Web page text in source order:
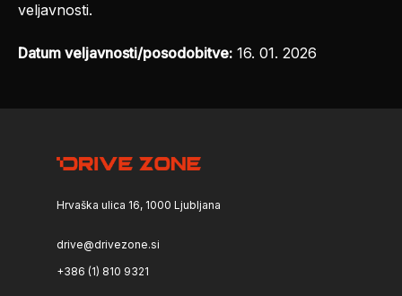
veljavnosti.
Datum veljavnosti/posodobitve: 16. 01. 2026
Hrvaška ulica 16, 1000 Ljubljana
drive@drivezone.si
+386 (1) 810 9321